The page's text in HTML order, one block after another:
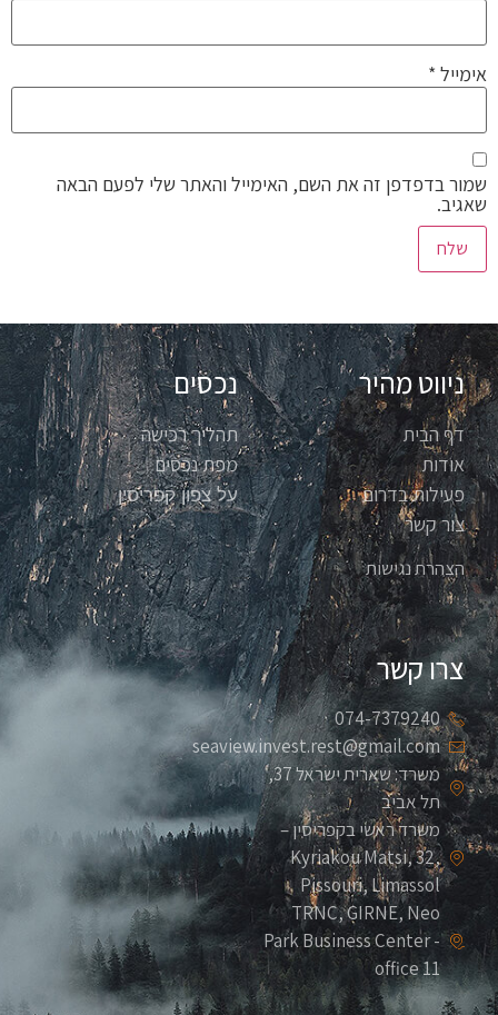
אימייל *
שמור בדפדפן זה את השם, האימייל והאתר שלי לפעם הבאה
שאגיב.
ניווט מהיר
דף הבית
אודות
פעילות בדרום
צור קשר
הצהרת נגישות
נכסים
תהליך רכישה
מפת נכסים
על צפון קפריסין
צרו קשר
074-7379240
seaview.invest.rest@gmail.com
משרד: שארית ישראל 37,
תל אביב
משרד ראשי בקפריסין –
Kyriakou Matsi, 32,
Pissouri, Limassol
TRNC, GIRNE, Neo
Park Business Center -
office 11